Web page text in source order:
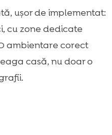
ușor de implementat:
cu zone dedicate
ambientare corect
casă, nu doar o